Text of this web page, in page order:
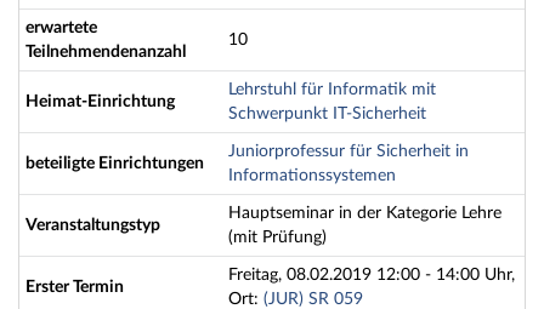
erwartete
Teilnehmendenanzahl
10
Heimat-Einrichtung
Lehrstuhl für Informatik mit
Schwerpunkt IT-Sicherheit
beteiligte Einrichtungen
Juniorprofessur für Sicherheit in
Informationssystemen
Veranstaltungstyp
Hauptseminar in der Kategorie Lehre
(mit Prüfung)
Erster Termin
Freitag, 08.02.2019 12:00 - 14:00 Uhr,
Ort: (JUR) SR 059